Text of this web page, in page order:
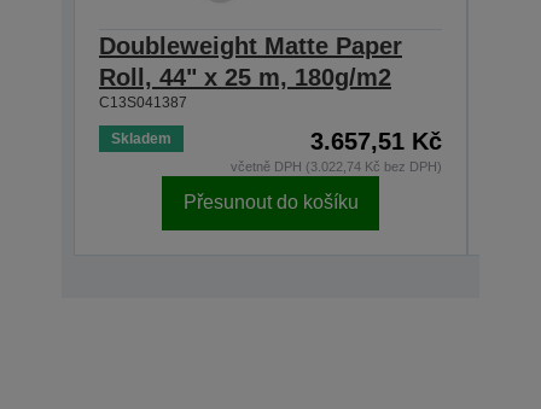
Doubleweight Matte Paper
Roll, 44" x 25 m, 180g/m2
C13S041387
Skladem 3.657,51 Kč
včetně DPH (3.022,74 Kč bez DPH)
Přesunout do košíku